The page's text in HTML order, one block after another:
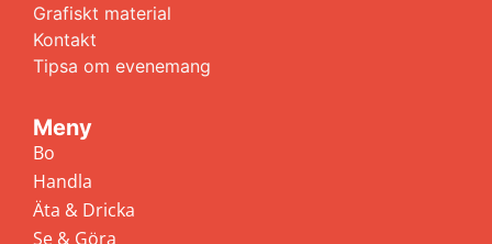
Grafiskt material
Kontakt
Tipsa om evenemang
Meny
Bo
Handla
Äta & Dricka
Se & Göra